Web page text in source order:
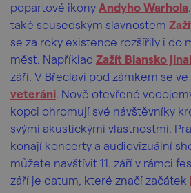
popartové ikony Andyho Warhola
také sousedským slavnostem
se za roky existence rozšířily i do
měst. Například Zažít Blansko
září. V Břeclavi pod zámkem se
veteráni. Nově otevřené
kopci ohromují své návštěvníky
svými akustickými vlastnostmi.
konají koncerty a audiovizuální
můžete navštívit 11. září v rámci
září je datum, které značí začátek